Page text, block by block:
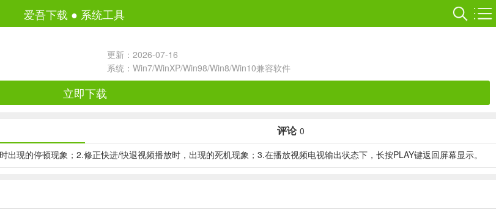
爱吾下载 ● 系统工具
更新：2026-07-16
系统：Win7/WinXP/Win98/Win8/Win10兼容软件
立即下载
评论 0
现的停顿现象；2.修正快进/快退视频播放时，出现的死机现象；3.在播放视频电视输出状态下，长按PLAY键返回屏幕显示。